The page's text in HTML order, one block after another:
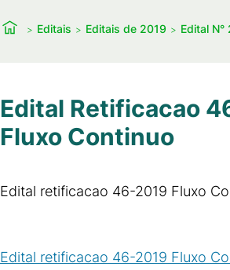
Editais Editais de 2019 Edital
Edital Retificacao
Fluxo Continuo
Edital retificacao 46-2019 Fluxo
Edital retificacao 46-2019 Fluxo